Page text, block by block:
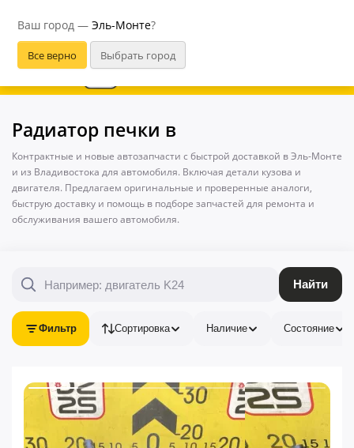
Ваш город — Эль-Монте?
В приложении удобнее
Радиатор печки в
Контрактные и новые автозапчасти с быстрой доставкой в Эль-Монте
и из Владивостока для автомобиля. Включая детали кузова и
двигателя. Предлагаем оригинальные и проверенные аналоги,
быструю доставку и помощь в подборе запчастей для ремонта и
обслуживания вашего автомобиля.
Найти
Фильтр Сортировка Наличие Состояние